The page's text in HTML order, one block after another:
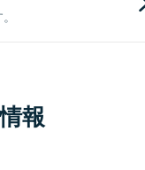
報